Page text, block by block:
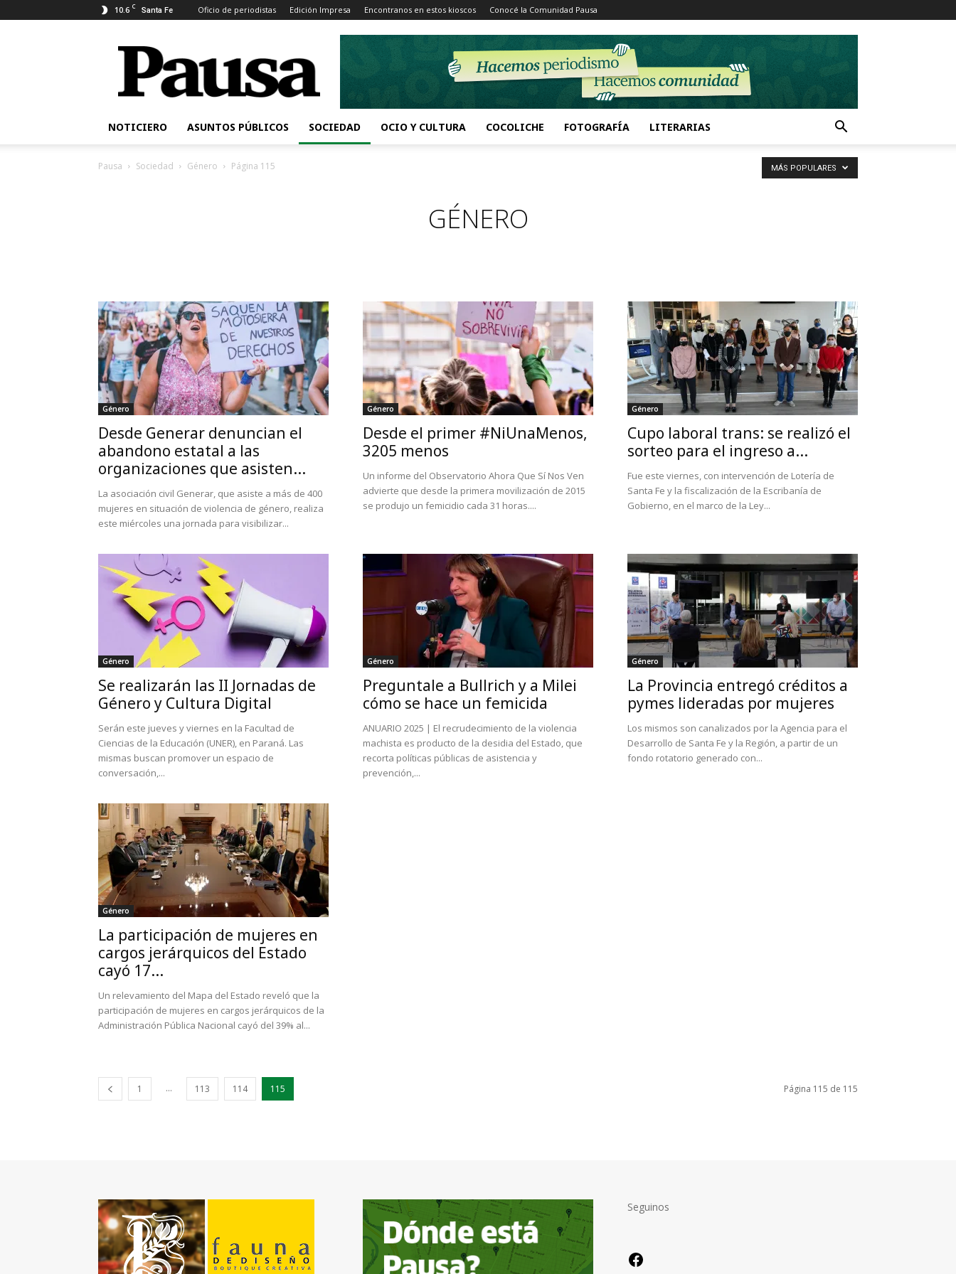
10.6 C Santa Fe Oficio de periodistas Edición Impresa Encontranos en estos kioscos Conocé la Comunidad Pausa
Pausa
NOTICIERO ASUNTOS PÚBLICOS SOCIEDAD OCIO Y CULTURA COCOLICHE FOTOGRAFÍA LITERARIAS
Pausa Sociedad Género Página 115
GÉNERO
MÁS POPULARES
Género
Desde Generar denuncian el
abandono estatal a las
organizaciones que asisten...
La asociación civil Generar, que asiste a más de 400
mujeres en situación de violencia de género, realiza
este miércoles una jornada para visibilizar...
Género
Desde el primer #NiUnaMenos,
3205 menos
Un informe del Observatorio Ahora Que Sí Nos Ven
advierte que desde la primera movilización de 2015
se produjo un femicidio cada 31 horas....
Género
Cupo laboral trans: se realizó el
sorteo para el ingreso a...
Fue este viernes, con intervención de Lotería de
Santa Fe y la fiscalización de la Escribanía de
Gobierno, en el marco de la Ley...
Género
Se realizarán las II Jornadas de
Género y Cultura Digital
Serán este jueves y viernes en la Facultad de
Ciencias de la Educación (UNER), en Paraná. Las
mismas buscan promover un espacio de
conversación,...
Género
Preguntale a Bullrich y a Milei
cómo se hace un femicida
ANUARIO 2025 | El recrudecimiento de la violencia
machista es producto de la desidia del Estado, que
recorta políticas públicas de asistencia y
prevención,...
Género
La Provincia entregó créditos a
pymes lideradas por mujeres
Los mismos son canalizados por la Agencia para el
Desarrollo de Santa Fe y la Región, a partir de un
fondo rotatorio generado con...
Género
La participación de mujeres en
cargos jerárquicos del Estado
cayó 17...
Un relevamiento del Mapa del Estado reveló que la
participación de mujeres en cargos jerárquicos de la
Administración Pública Nacional cayó del 39% al...
1 ... 113 114 115 Página 115 de 115
Seguinos